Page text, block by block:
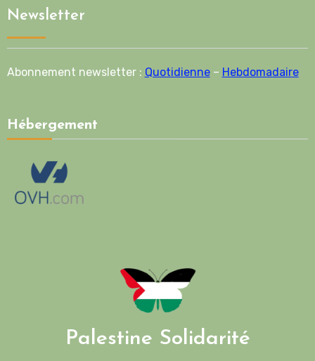
Newsletter
Abonnement newsletter : Quotidienne– Hebdomadaire
Hébergement
Palestine Solidarité